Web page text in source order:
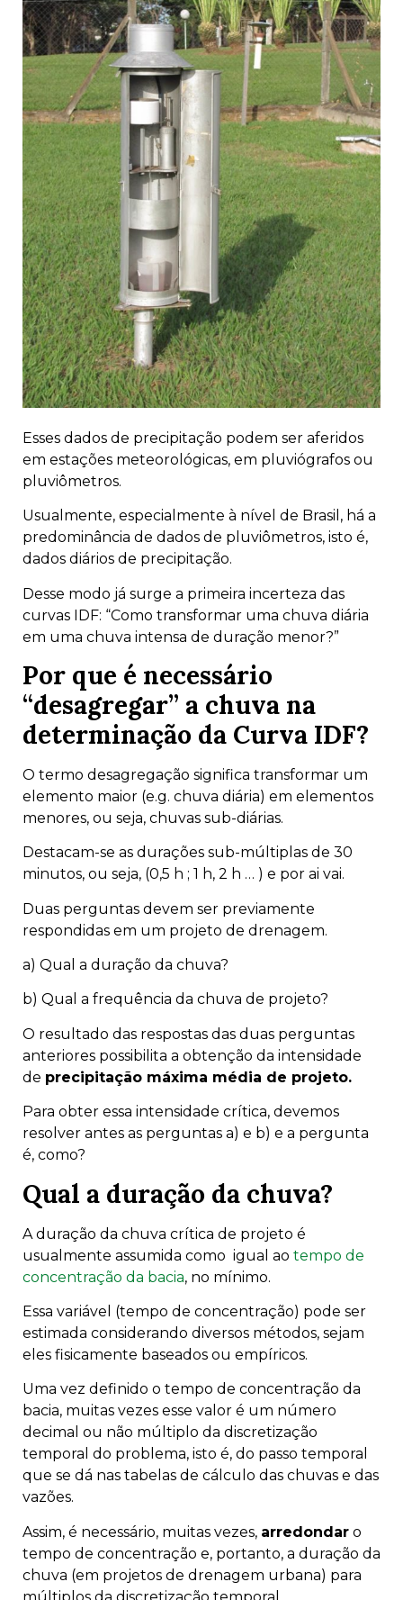
Esses dados de precipitação podem ser aferidos
em estações meteorológicas, em pluviógrafos ou
pluviômetros.
Usualmente, especialmente à nível de Brasil, há a
predominância de dados de pluviômetros, isto é,
dados diários de precipitação.
Desse modo já surge a primeira incerteza das
curvas IDF: “Como transformar uma chuva diária
em uma chuva intensa de duração menor?”
Por que é necessário
“desagregar” a chuva na
determinação da Curva IDF?
O termo desagregação significa transformar um
elemento maior (e.g. chuva diária) em elementos
menores, ou seja, chuvas sub-diárias.
Destacam-se as durações sub-múltiplas de 30
minutos, ou seja, (0,5 h ; 1 h, 2 h … ) e por ai vai.
Duas perguntas devem ser previamente
respondidas em um projeto de drenagem.
a) Qual a duração da chuva?
b) Qual a frequência da chuva de projeto?
O resultado das respostas das duas perguntas
anteriores possibilita a obtenção da intensidade
de precipitação máxima média de projeto.
Para obter essa intensidade crítica, devemos
resolver antes as perguntas a) e b) e a pergunta
é, como?
Qual a duração da chuva?
A duração da chuva crítica de projeto é
usualmente assumida como igual ao tempo de
concentração da bacia, no mínimo.
Essa variável (tempo de concentração) pode ser
estimada considerando diversos métodos, sejam
eles fisicamente baseados ou empíricos.
Uma vez definido o tempo de concentração da
bacia, muitas vezes esse valor é um número
decimal ou não múltiplo da discretização
temporal do problema, isto é, do passo temporal
que se dá nas tabelas de cálculo das chuvas e das
vazões.
Assim, é necessário, muitas vezes, arredondar o
tempo de concentração e, portanto, a duração da
chuva (em projetos de drenagem urbana) para